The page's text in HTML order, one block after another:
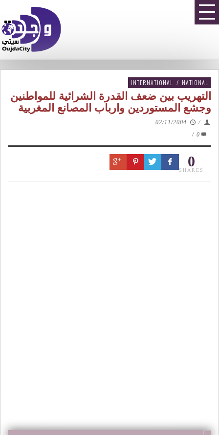
INTERNATIONAL / NATIONAL
التهريب بين ضعف القدرة الشرائية للمواطنين
وجشع المستوردين وارباب المصانع المغربية
/
02/11/2004
0
/
0
SHARES